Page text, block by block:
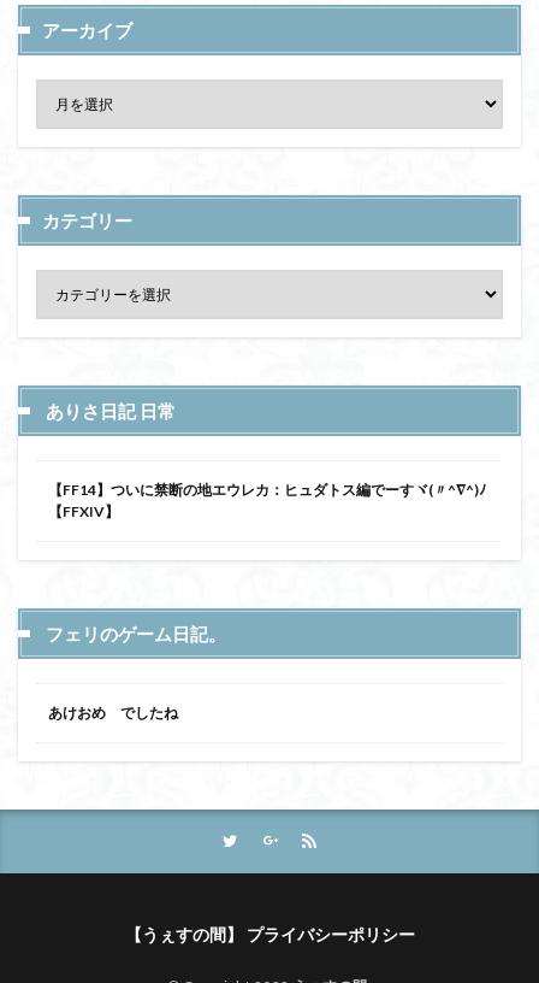
アーカイブ
カテゴリー
ありさ日記 日常
【FF14】ついに禁断の地エウレカ：ヒュダトス編でーすヾ(〃^∇^)ﾉ
【FFXIV】
フェリのゲーム日記。
あけおめ でしたね
【うぇすの間】 プライバシーポリシー